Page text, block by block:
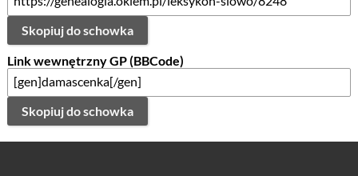
Skopiuj do schowka
Link wewnętrzny GP (BBCode)
Skopiuj do schowka